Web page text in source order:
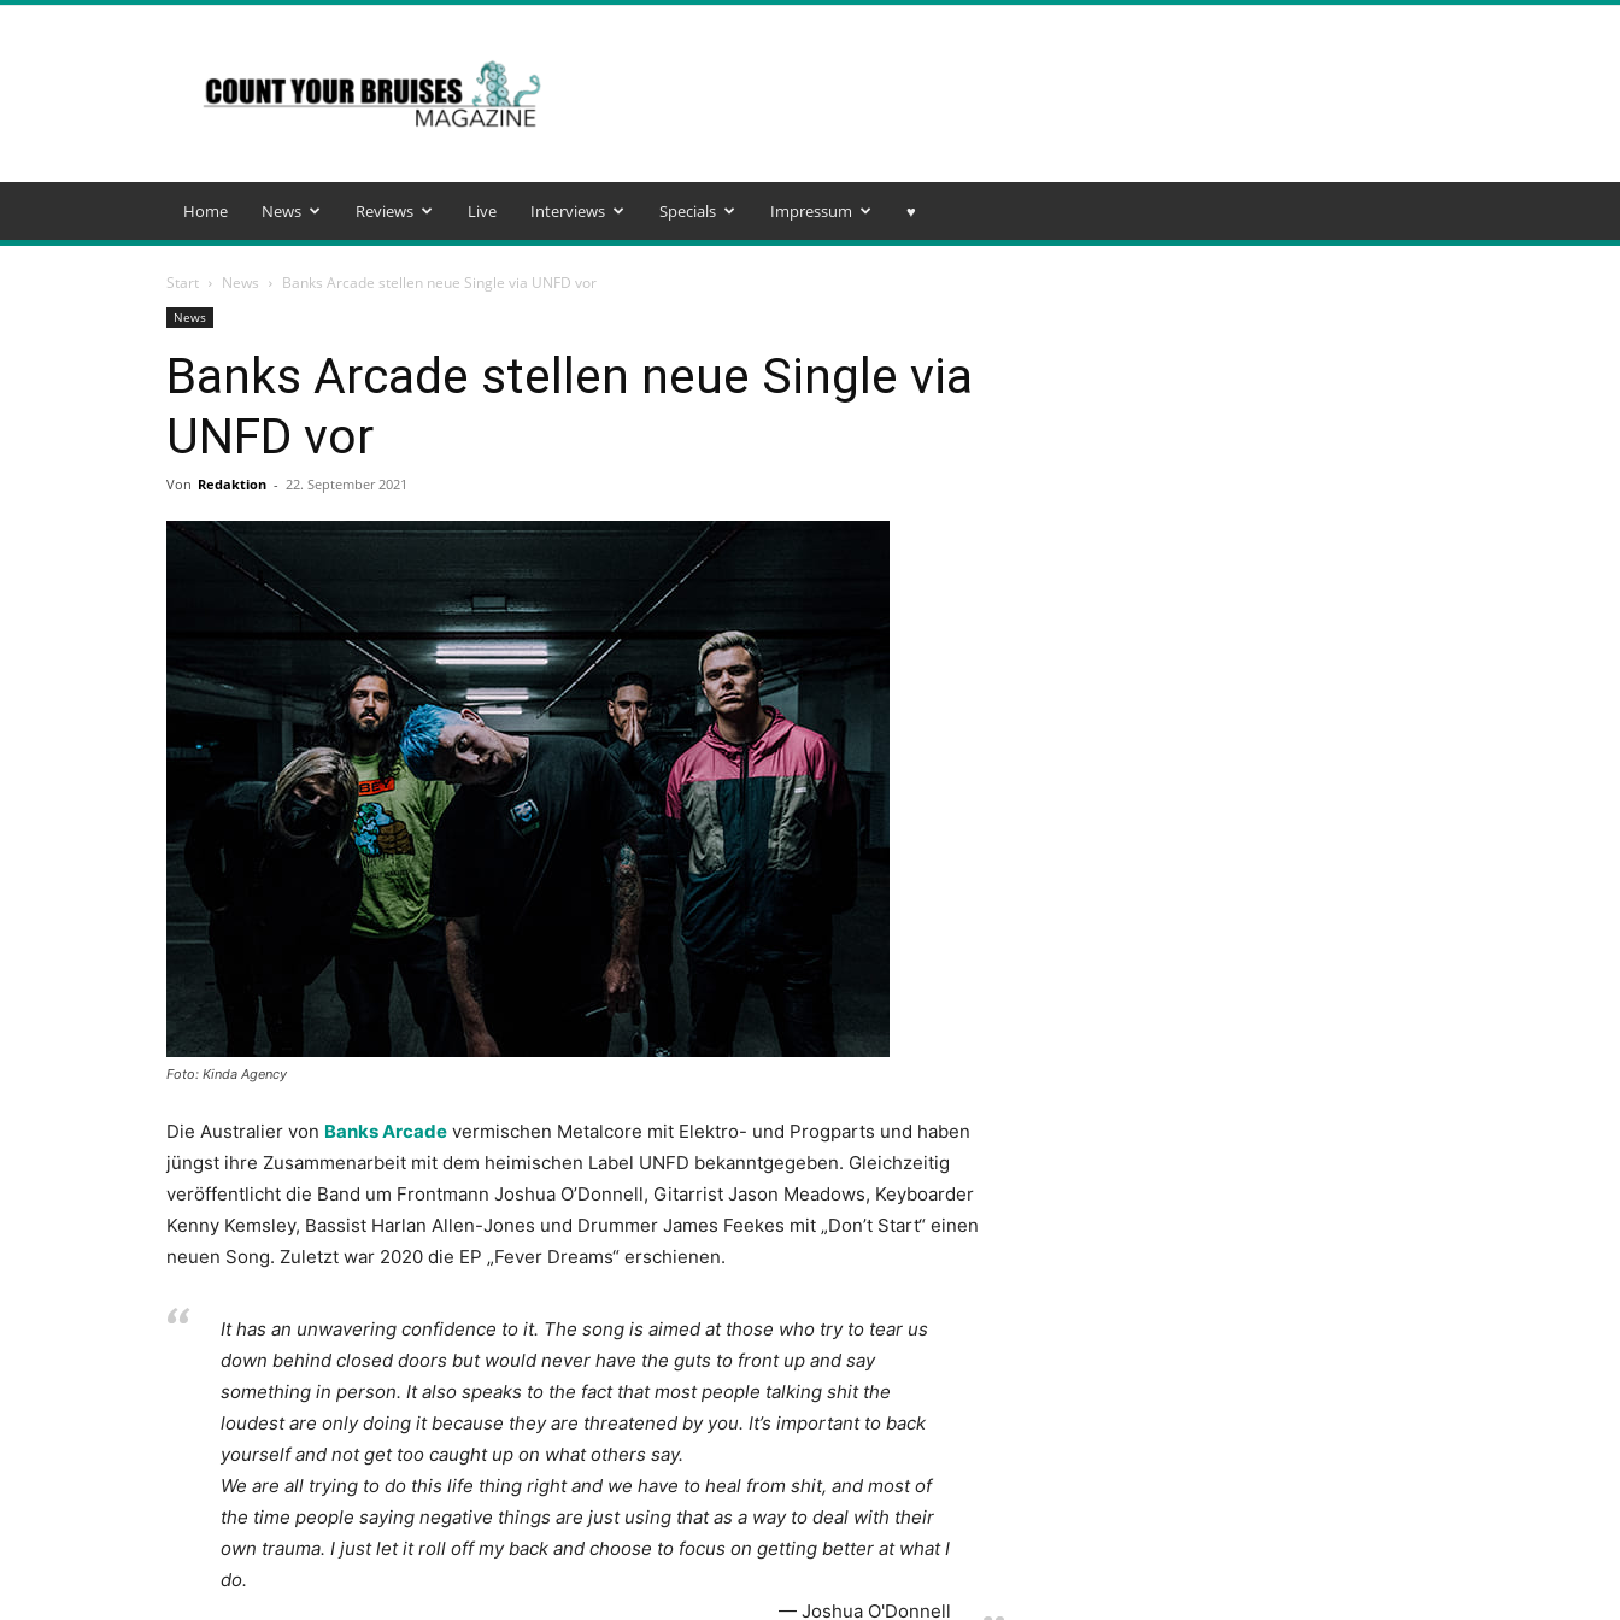
Your
Bruises
Magazine
Home News Reviews Live Interviews Specials Impressum ♥️
Start News Banks Arcade stellen neue Single via UNFD vor
News
Banks Arcade stellen neue Single via
UNFD vor
Von Redaktion - 22. September 2021
Foto: Kinda Agency
Die Australier von Banks Arcade vermischen Metalcore mit Elektro- und Progparts und haben
jüngst ihre Zusammenarbeit mit dem heimischen Label UNFD bekanntgegeben. Gleichzeitig
veröffentlicht die Band um Frontmann Joshua O’Donnell, Gitarrist Jason Meadows, Keyboarder
Kenny Kemsley, Bassist Harlan Allen-Jones und Drummer James Feekes mit „Don’t Start“ einen
neuen Song. Zuletzt war 2020 die EP „Fever Dreams“ erschienen.
It has an unwavering confidence to it. The song is aimed at those who try to tear us
down behind closed doors but would never have the guts to front up and say
something in person. It also speaks to the fact that most people talking shit the
loudest are only doing it because they are threatened by you. It’s important to back
yourself and not get too caught up on what others say.
We are all trying to do this life thing right and we have to heal from shit, and most of
the time people saying negative things are just using that as a way to deal with their
own trauma. I just let it roll off my back and choose to focus on getting better at what I
do.
Joshua O'Donnell